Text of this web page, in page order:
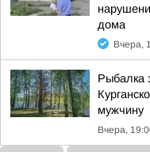
дома
Вчера,
Рыбалка
мужчину
Вчера,